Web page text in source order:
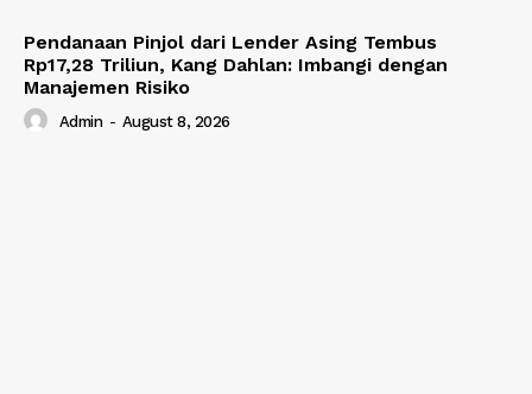
Pendanaan Pinjol dari Lender Asing Tembus
Rp17,28 Triliun, Kang Dahlan: Imbangi dengan
Manajemen Risiko
Admin - August 8, 2026